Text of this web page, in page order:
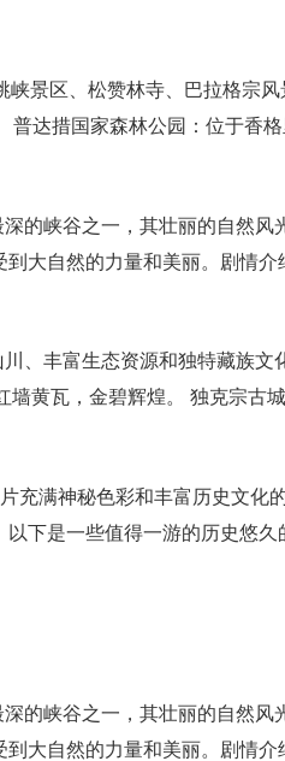
景区、松赞林寺、巴拉格宗
达措国家森林公园：位于香
的峡谷之一，其壮丽的自然风
大自然的力量和美丽。剧情
、丰富生态资源和独特藏族文
墙黄瓦，金碧辉煌。 独克宗古
充满神秘色彩和丰富历史文化
下是一些值得一游的历史悠
的峡谷之一，其壮丽的自然风
大自然的力量和美丽。剧情